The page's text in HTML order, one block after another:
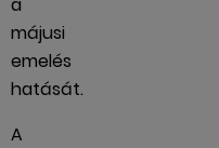
májusi
emelés
hatását.
A